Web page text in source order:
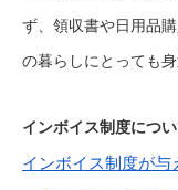
ず、領収書や日用品
の暮らしにとっても
インボイス制度につ
インボイス制度が与